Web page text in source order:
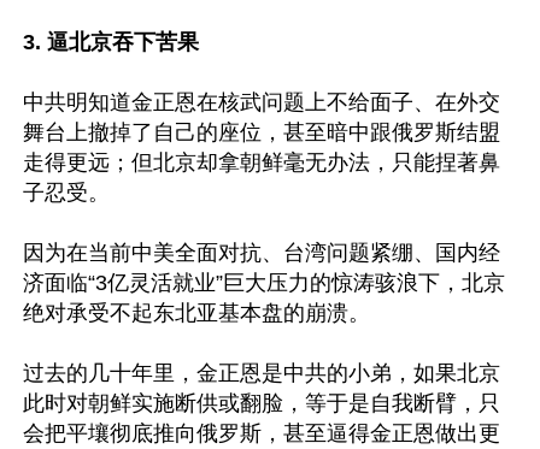
3. 逼北京吞下苦果
中共明知道金正恩在核武问题上不给面子、在外交
舞台上撤掉了自己的座位，甚至暗中跟俄罗斯结盟
走得更远；但北京却拿朝鲜毫无办法，只能捏著鼻
子忍受。
因为在当前中美全面对抗、台湾问题紧绷、国内经
济面临“3亿灵活就业”巨大压力的惊涛骇浪下，北京
绝对承受不起东北亚基本盘的崩溃。
过去的几十年里，金正恩是中共的小弟，如果北京
此时对朝鲜实施断供或翻脸，等于是自我断臂，只
会把平壤彻底推向俄罗斯，甚至逼得金正恩做出更